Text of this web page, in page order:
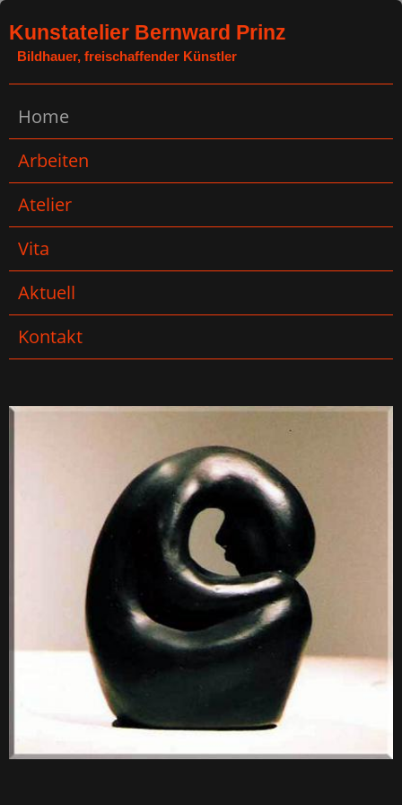
Kunstatelier Bernward Prinz
Bildhauer, freischaffender Künstler
Home
Arbeiten
Atelier
Vita
Aktuell
Kontakt